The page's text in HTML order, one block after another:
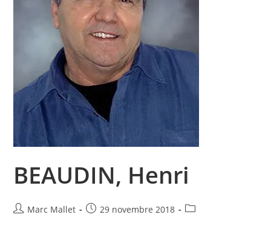
BEAUDIN, Henri
Auteur/autrice
Marc Mallet
Publication
29 novembre 2018
Post